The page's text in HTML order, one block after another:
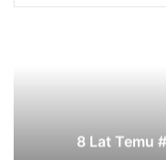
8 Lat Temu #joaznupia Nowy Sztigar